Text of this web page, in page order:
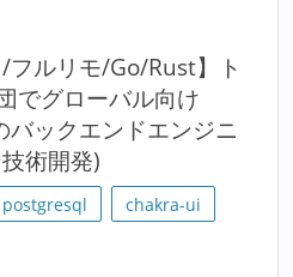
フルリモ/Go/Rust】ト
でグローバル向け
ックエンドエンジニ
術開発)
postgresql
chakra-ui